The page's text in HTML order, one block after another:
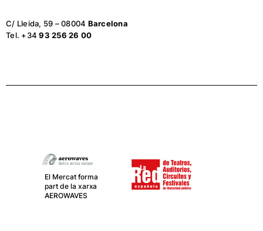
C/ Lleida, 59 – 08004 Barcelona
Tel. +3493 256 26 00
El Mercat forma
part de la xarxa
AEROWAVES